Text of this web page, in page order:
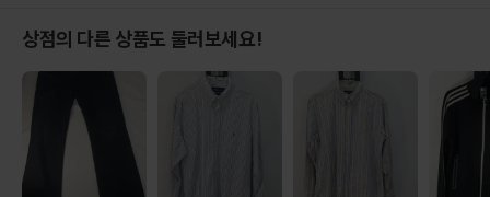
상점의 다른 상품도 둘러보세요!